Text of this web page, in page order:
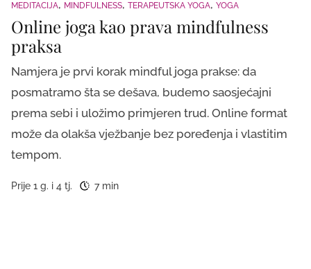
MEDITACIJA MINDFULNESS TERAPEUTSKA YOGA YOGA
Online joga kao prava mindfulness
praksa
Namjera je prvi korak mindful joga prakse: da
posmatramo šta se dešava, budemo saosjećajni
prema sebi i uložimo primjeren trud. Online format
može da olakša vježbanje bez poređenja i vlastitim
tempom.
Prije 1 g. i 4 tj. 7 min